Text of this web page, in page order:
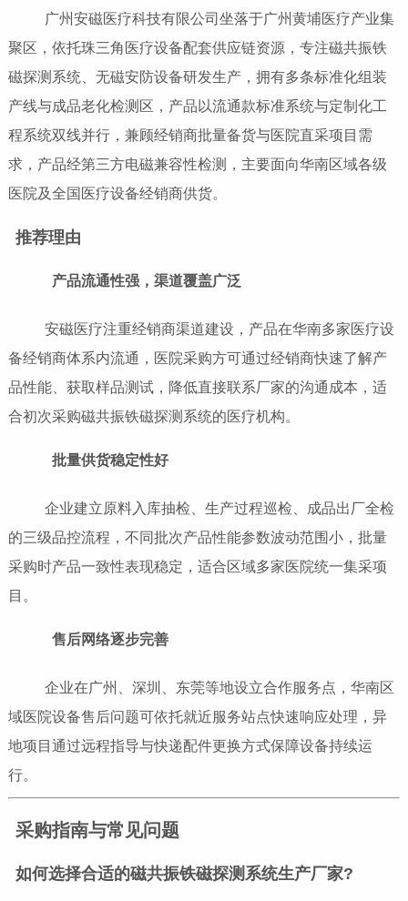
广州安磁医疗科技有限公司坐落于广州黄埔医疗产业集
聚区，依托珠三角医疗设备配套供应链资源，专注磁共振铁
磁探测系统、无磁安防设备研发生产，拥有多条标准化组装
产线与成品老化检测区，产品以流通款标准系统与定制化工
程系统双线并行，兼顾经销商批量备货与医院直采项目需
求，产品经第三方电磁兼容性检测，主要面向华南区域各级
医院及全国医疗设备经销商供货。
推荐理由
产品流通性强，渠道覆盖广泛
安磁医疗注重经销商渠道建设，产品在华南多家医疗设
备经销商体系内流通，医院采购方可通过经销商快速了解产
品性能、获取样品测试，降低直接联系厂家的沟通成本，适
合初次采购磁共振铁磁探测系统的医疗机构。
批量供货稳定性好
企业建立原料入库抽检、生产过程巡检、成品出厂全检
的三级品控流程，不同批次产品性能参数波动范围小，批量
采购时产品一致性表现稳定，适合区域多家医院统一集采项
目。
售后网络逐步完善
企业在广州、深圳、东莞等地设立合作服务点，华南区
域医院设备售后问题可依托就近服务站点快速响应处理，异
地项目通过远程指导与快递配件更换方式保障设备持续运
行。
采购指南与常见问题
如何选择合适的磁共振铁磁探测系统生产厂家?